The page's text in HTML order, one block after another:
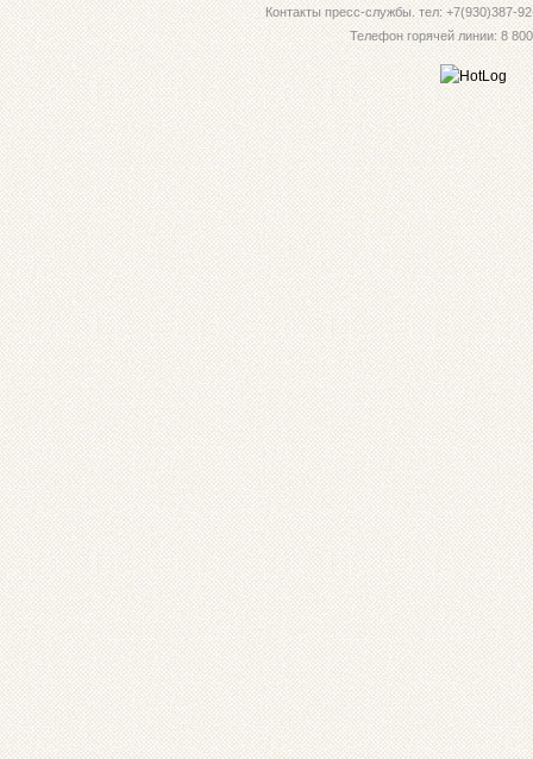
Контакты пресс-службы. тел: +7(930)387-
Телефон горячей линии: 8